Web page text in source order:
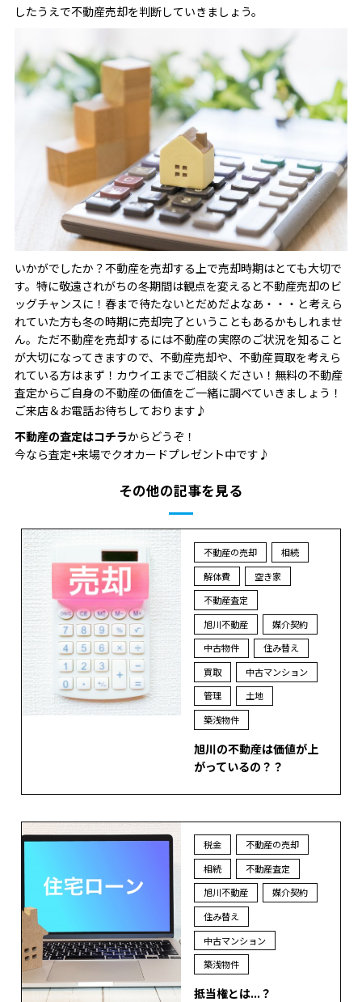
したうえで不動産売却を判断していきましょう。
いかがでしたか？不動産を売却する上で売却時期はとても大切で
す。特に敬遠されがちの冬期間は観点を変えると不動産売却のビ
ッグチャンスに！春まで待たないとだめだよなあ・・・と考えら
れていた方も冬の時期に売却完了ということもあるかもしれませ
ん。ただ不動産を売却するには不動産の実際のご状況を知ること
が大切になってきますので、不動産売却や、不動産買取を考えら
れている方はまず！カウイエまでご相談ください！無料の不動産
査定からご自身の不動産の価値をご一緒に調べていきましょう！
ご来店＆お電話お待ちしております♪
不動産の査定はコチラからどうぞ！
今なら査定+来場でクオカードプレゼント中です♪
その他の記事を見る
不動産の売却
相続
解体費
空き家
不動産査定
旭川不動産
媒介契約
中古物件
住み替え
買取
中古マンション
管理
土地
築浅物件
旭川の不動産は価値が上
がっているの？？
税金
不動産の売却
相続
不動産査定
旭川不動産
媒介契約
住み替え
中古マンション
築浅物件
抵当権とは...？